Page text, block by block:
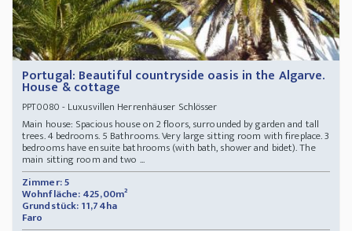
Portugal: Beautiful countryside oasis in the Algarve.
House & cottage
PPT0080 - Luxusvillen Herrenhäuser Schlösser
Main house: Spacious house on 2 floors, surrounded by garden and tall
trees. 4 bedrooms. 5 Bathrooms. Very large sitting room with fireplace. 3
bedrooms have ensuite bathrooms (with bath, shower and bidet). The
main sitting room and two ...
Zimmer: 5
Wohnfläche: 425,00m²
Grundstück: 11,74ha
Faro